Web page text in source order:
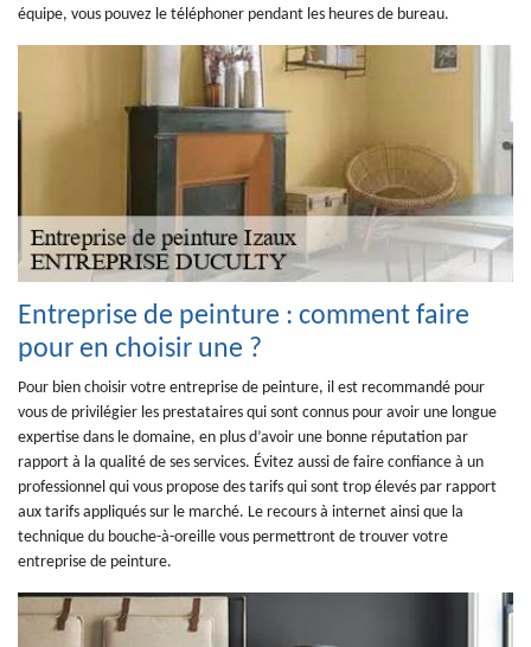
équipe, vous pouvez le téléphoner pendant les heures de bureau.
Entreprise de peinture : comment faire
pour en choisir une ?
Pour bien choisir votre entreprise de peinture, il est recommandé pour
vous de privilégier les prestataires qui sont connus pour avoir une longue
expertise dans le domaine, en plus d’avoir une bonne réputation par
rapport à la qualité de ses services. Évitez aussi de faire confiance à un
professionnel qui vous propose des tarifs qui sont trop élevés par rapport
aux tarifs appliqués sur le marché. Le recours à internet ainsi que la
technique du bouche-à-oreille vous permettront de trouver votre
entreprise de peinture.